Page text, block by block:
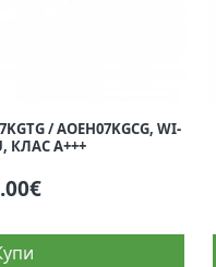
/ AOEH07KGCG, WI-
КЛАС A+++